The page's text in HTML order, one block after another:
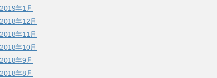
2019年1月
2018年12月
2018年11月
2018年10月
2018年9月
2018年8月